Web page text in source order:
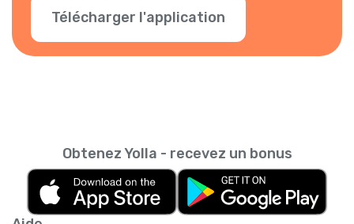
Télécharger l'application
Obtenez Yolla - recevez un bonus